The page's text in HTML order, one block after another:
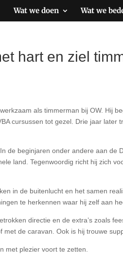
Wat we doen Wat we
hart en ziel
als timmerman bij OW. Hij
cursussen tot gezel. Drie jaar later
de beginjaren onder andere aan de
land. Tegenwoordig richt hij zich
in de buitenlucht en het samen
te herkennen waar hij zelf aan
directie en de extra’s zoals
de caravan. Ook is hij trouwe
met plezier voort te zetten.